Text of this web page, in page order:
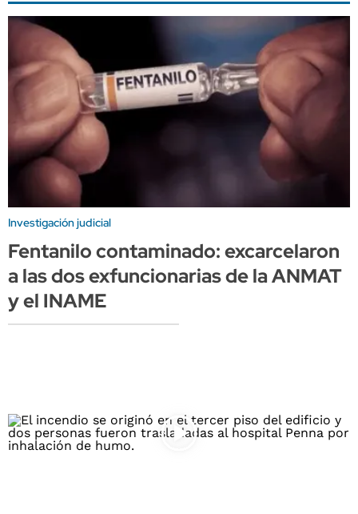
Investigación judicial
Fentanilo contaminado: excarcelaron
a las dos exfuncionarias de la ANMAT
y el INAME